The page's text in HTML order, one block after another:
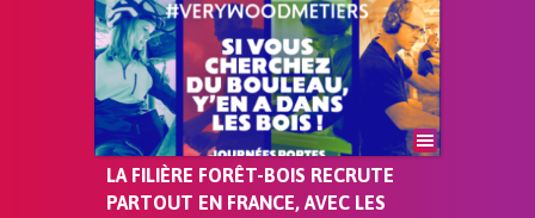
LA FILIÈRE FORÊT-BOIS RECRUTE
PARTOUT EN FRANCE, AVEC LES